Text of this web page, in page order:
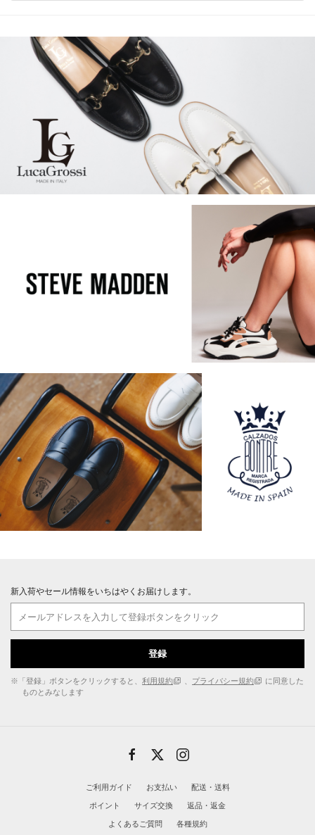
新入荷やセール情報をいちはやくお届けします。
登録
※「登録」ボタンをクリックすると、 利用規約 プライバシー規約
に同意した
ものとみなします
ご利用ガイド お支払い
配送・送料
ポイント
サイズ交換
返品・返金
よくあるご質問
各種規約